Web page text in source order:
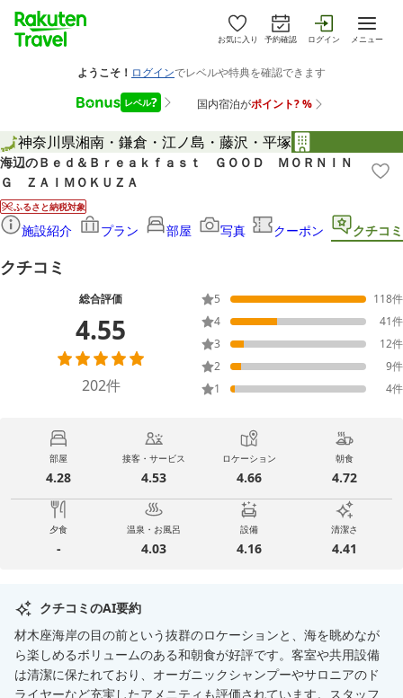
お気に入り 予約確認 ログイン メニュー
神奈川県湘南・鎌倉・江ノ島・藤沢・平塚
海辺のＢｅｄ＆Ｂｒｅａｋｆａｓｔ ＧＯＯＤ ＭＯＲＮＩＮ
Ｇ ＺＡＩＭＯＫＵＺＡ
ふるさと納税対象
施設紹介 プラン 部屋 写真 クーポン クチコミ
クチコミ
総合評価
4.55
202件
5 118件
4
41件
3
12件
2
9件
1
4件
部屋
4.28
接客・サービス
4.53
ロケーション
4.66
朝食
4.72
夕食
-
温泉・お風呂
4.03
設備
4.16
清潔さ
4.41
クチコミのAI要約
材木座海岸の目の前という抜群のロケーションと、海を眺めなが
ら楽しめるボリュームのある和朝食が好評です。客室や共用設備
は清潔に保たれており、オーガニックシャンプーやサロニアのド
ライヤーなど充実したアメニティも評価されています。スタッフ